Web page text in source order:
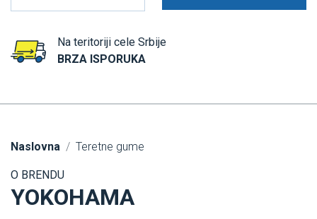
Na teritoriji cele Srbije
BRZA ISPORUKA
Naslovna Teretne gume
O BRENDU
YOKOHAMA